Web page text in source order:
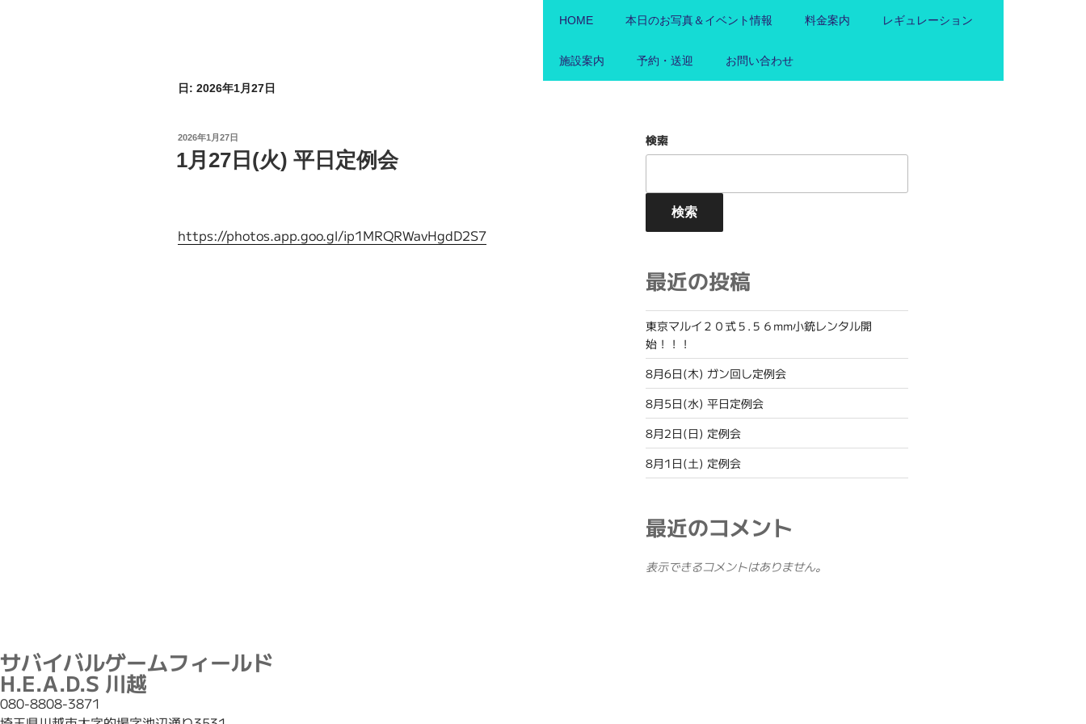
HOME 本日のお写真＆イベント情報 料金案内 レギュレーション
施設案内 予約・送迎 お問い合わせ
日: 2026年1月27日
2026年1月27日
1月27日(火) 平日定例会
https://photos.app.goo.gl/ip1MRQRWavHgdD2S7
検索
検索
最近の投稿
東京マルイ２０式５.５６mm小銃レンタル開
始！！！
8月6日(木) ガン回し定例会
8月5日(水) 平日定例会
8月2日(日) 定例会
8月1日(土) 定例会
最近のコメント
表示できるコメントはありません。
サバイバルゲームフィールド
H.E.A.D.S 川越
080-8808-3871